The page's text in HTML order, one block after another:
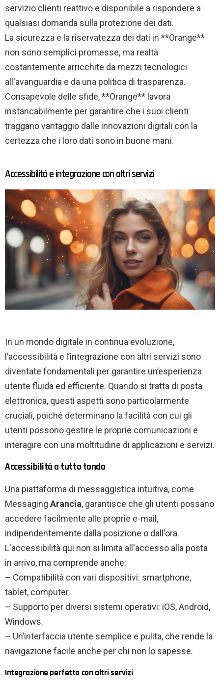
servizio clienti reattivo e disponibile a rispondere a
qualsiasi domanda sulla protezione dei dati.
La sicurezza e la riservatezza dei dati in **Orange**
non sono semplici promesse, ma realtà
costantemente arricchite da mezzi tecnologici
all'avanguardia e da una politica di trasparenza.
Consapevole delle sfide, **Orange** lavora
instancabilmente per garantire che i suoi clienti
traggano vantaggio dalle innovazioni digitali con la
certezza che i loro dati sono in buone mani.
Accessibilità e integrazione con altri servizi
In un mondo digitale in continua evoluzione,
l’accessibilità e l’integrazione con altri servizi sono
diventate fondamentali per garantire un’esperienza
utente fluida ed efficiente. Quando si tratta di posta
elettronica, questi aspetti sono particolarmente
cruciali, poiché determinano la facilità con cui gli
utenti possono gestire le proprie comunicazioni e
interagire con una moltitudine di applicazioni e servizi.
Accessibilità a tutto tondo
Una piattaforma di messaggistica intuitiva, come
Messaging Arancia, garantisce che gli utenti possano
accedere facilmente alle proprie e-mail,
indipendentemente dalla posizione o dall'ora.
L'accessibilità qui non si limita all'accesso alla posta
in arrivo, ma comprende anche:
– Compatibilità con vari dispositivi: smartphone,
tablet, computer.
– Supporto per diversi sistemi operativi: iOS, Android,
Windows.
– Un’interfaccia utente semplice e pulita, che rende la
navigazione facile anche per chi non lo sapesse.
Integrazione perfetta con altri servizi